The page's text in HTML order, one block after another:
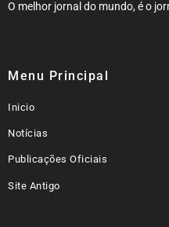
O melhor jornal do mundo, é o
Menu Principal
Inicio
Notícias
Publicações Oficiais
Site Antigo